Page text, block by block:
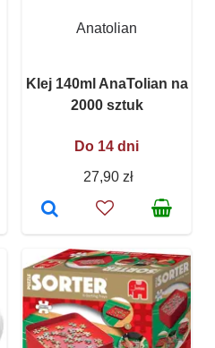
Anatolian
Klej 140ml AnaTolian na
2000 sztuk
Do 14 dni
27,90 zł